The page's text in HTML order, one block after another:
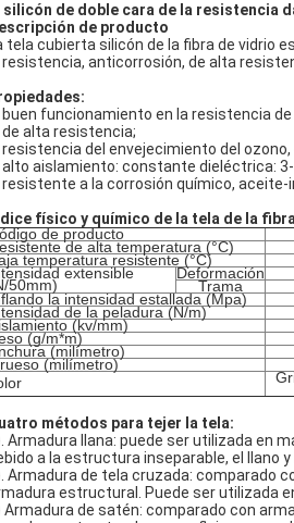
silicón de doble cara de la resistencia
de producto
tela cubierta silicón de la fibra de vidrio
resistencia, anticorrosión, de alta
buen funcionamiento en la resistencia
de alta resistencia;
resistencia del envejecimiento del ozono,
alto aislamiento: constante dieléctrica:
resistente a la corrosión químico,
físico y químico de la tela de la
de producto
de alta temperatura (°C)
temperatura resistente (°C)
extensible
50mm)
Deformación
Trama
la intensidad estallada (Mpa)
de la peladura (N/m)
(kv/mm)
(g/m*m)
(milímetro)
(milímetro)
métodos para tejer la tela:
Armadura llana: puede ser utilizada en
a la estructura inseparable, el llano y
Armadura de tela cruzada: comparado
estructural. Puede ser utilizada
Armadura de satén: comparado con